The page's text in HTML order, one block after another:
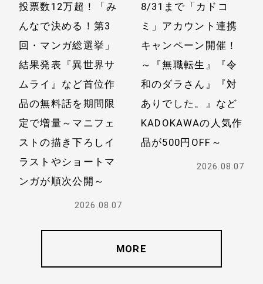
投票数12万超！
「み
んなで決める！第3
回・マンガ総選挙」
結果発表 『異世界サ
ムライ』など首位作
品の無料話を期間限
定で増量 ～マニフェ
ストの描き下ろしイ
ラストやショートマ
ンガが順次公開～
2026.08.07
8/31まで「カドコ
ミ」アカウント連携
キャンペーン開催！
～『無職転生』『令
和のダラさん』『対
ありでした。』など
KADOKAWAの人気作
品が500円OFF～
2026.08.07
MORE